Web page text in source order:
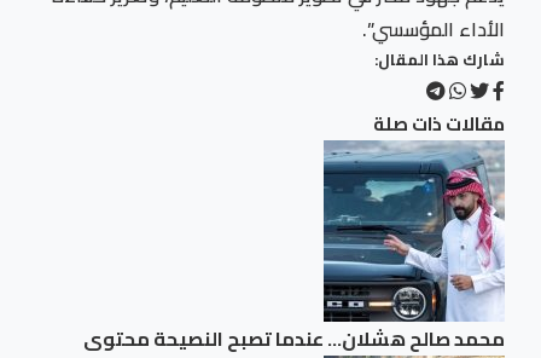
الأداء المؤسسي”.
شارك هذا المقال:
مقالات ذات صلة
محمد صالح هشلان… عندما تصبح النصيحة محتوى